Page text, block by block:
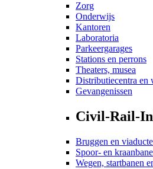
Zorg
Onderwijs
Kantoren
Laboratoria
Parkeergarages
Stations en perrons
Theaters, musea
Distributiecentra en
Gevangenissen
Civil-Rail-
Bruggen en
Spoor- en
Wegen, startbanen